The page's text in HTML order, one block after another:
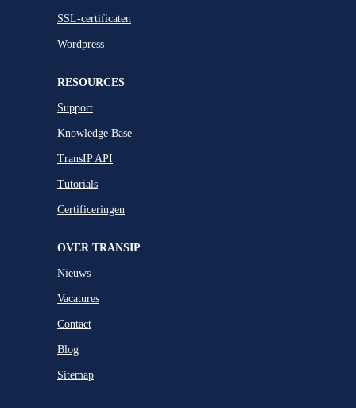
SSL-certificaten
Wordpress
RESOURCES
Support
Knowledge Base
TransIP API
Tutorials
Certificeringen
OVER TRANSIP
Nieuws
Vacatures
Contact
Blog
Sitemap